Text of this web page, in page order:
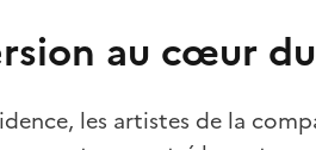
au cœur
les artistes de la